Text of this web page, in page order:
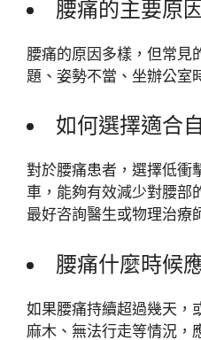
腰痛的主要原
腰痛的原因多樣，但常見
題、姿勢不當、坐辦公室
如何選擇適合
對於腰痛患者，選擇低衝
車，能夠有效減少對腰部
最好咨詢醫生或物理治療
腰痛什麼時候
如果腰痛持續超過幾天，
麻木、無法行走等情況，